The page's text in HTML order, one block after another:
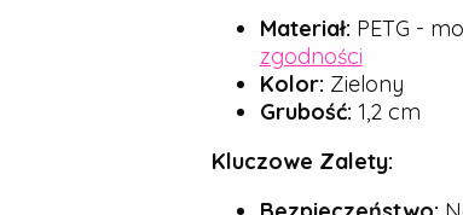
Materiał: PETG -
zgodności
Kolor: Zielony
Grubość: 1,2 cm
Kluczowe Zalety: